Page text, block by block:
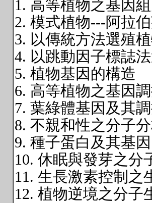
1. 高等植物之基因
2. 模式植物---阿拉
3. 以傳統方法選殖
4. 以跳動因子標誌
5. 植物基因的構造
6. 高等植物之基因
7. 葉綠體基因及其
8. 不親和性之分子
9. 種子蛋白及其基因
10. 休眠與發芽之分
11. 生長激素控制之
12. 植物逆境之分子